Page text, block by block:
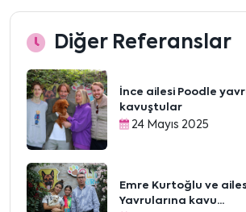
Diğer Referanslar
İnce ailesi Poodle
kavuştular
24 Mayıs 2025
Emre Kurtoğlu ve
Yavrularına kavu...